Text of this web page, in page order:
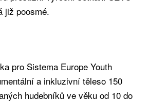
již poosmé.
pro Sistema Europe Youth
a inkluzivní těleso 150
hudebníků ve věku od 10 do